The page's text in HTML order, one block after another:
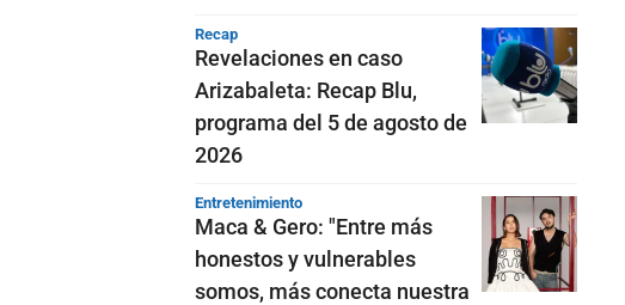
Recap
Revelaciones en caso
Arizabaleta: Recap Blu,
programa del 5 de agosto de
2026
Entretenimiento
Maca & Gero: "Entre más
honestos y vulnerables
somos, más conecta nuestra